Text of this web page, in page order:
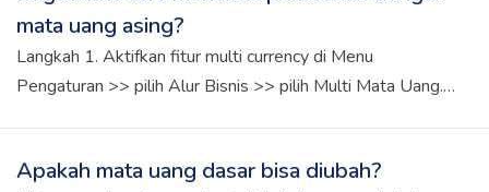
tab Tambah Tagihan >> inpu datanya >> pada kolom Mata
Uang, pilih mata uang yang digunakan >> jika ingin
mengubah nilai kurs, klik "Ubah Nilai Kurs" >> klik Simpan
mata uang asing?
Langkah 1. Aktifkan fitur multi currency di Menu
Pengaturan >> pilih Alur Bisnis >> pilih Multi Mata Uang.
Pembelian >> pilih Tagihan Pembelian >> klik tab Tambah
Apakah mata uang dasar bisa diubah?